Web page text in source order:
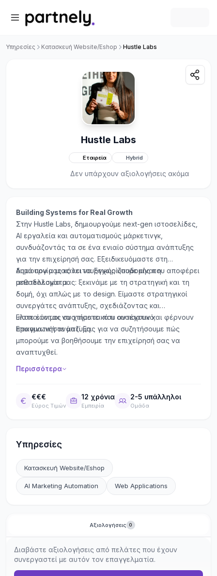
Υπηρεσίες Κατασκευή Website/Eshop Hustle Labs
Hustle Labs
Εταιρεία Hybrid
Δεν υπάρχουν αξιολογήσεις ακόμα
Building Systems for Real Growth
Στην Hustle Labs, δημιουργούμε next-gen ιστοσελίδες,
AI εργαλεία και αυτοματισμούς μάρκετινγκ,
συνδυάζοντάς τα σε ένα ενιαίο σύστημα ανάπτυξης
για την επιχείρησή σας. Εξειδικευόμαστε στη
δημιουργία μιας λειτουργικής υποδομής που αποφέρει
αποτελέσματα.
Αυτό που μας κάνει να ξεχωρίζουμε είναι η
μεθοδολογία μας: ξεκινάμε με τη στρατηγική και τη
δομή, όχι απλώς με το design. Είμαστε στρατηγικοί
συνεργάτες ανάπτυξης, σχεδιάζοντας και
υλοποιώντας συστήματα που αντέχουν και φέρνουν
πραγματική ανάπτυξη.
Είστε έτοιμοι να χτίσετε κάτι ουσιαστικό;
Επικοινωνήστε μαζί μας για να συζητήσουμε πώς
μπορούμε να βοηθήσουμε την επιχείρησή σας να
αναπτυχθεί.
Περισσότερα
€€€
Εύρος Τιμών
12 χρόνια
Εμπειρία
2-5 υπάλληλοι
Ομάδα
Υπηρεσίες
Κατασκευή Website/Eshop
AI Marketing Automation Web Applications
Αξιολογήσεις 0
Διαβάστε αξιολογήσεις από πελάτες που έχουν
συνεργαστεί με αυτόν τον επαγγελματία.